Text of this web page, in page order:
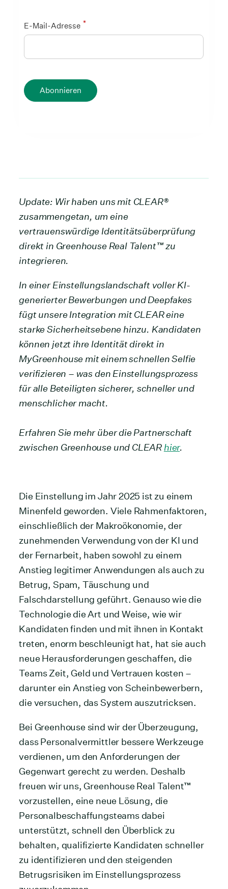
*
E-Mail-Adresse
Abonnieren
Update: Wir haben uns mit CLEAR®
zusammengetan, um eine
vertrauenswürdige Identitätsüberprüfung
direkt in Greenhouse Real Talent™ zu
integrieren.
In einer Einstellungslandschaft voller KI-
generierter Bewerbungen und Deepfakes
fügt unsere Integration mit CLEAR eine
starke Sicherheitsebene hinzu. Kandidaten
können jetzt ihre Identität direkt in
MyGreenhouse mit einem schnellen Selfie
verifizieren – was den Einstellungsprozess
für alle Beteiligten sicherer, schneller und
menschlicher macht.
Erfahren Sie mehr über die Partnerschaft
zwischen Greenhouse und CLEAR hier.
Die Einstellung im Jahr 2025 ist zu einem
Minenfeld geworden. Viele Rahmenfaktoren,
einschließlich der Makroökonomie, der
zunehmenden Verwendung von der KI und
der Fernarbeit, haben sowohl zu einem
Anstieg legitimer Anwendungen als auch zu
Betrug, Spam, Täuschung und
Falschdarstellung geführt. Genauso wie die
Technologie die Art und Weise, wie wir
Kandidaten finden und mit ihnen in Kontakt
treten, enorm beschleunigt hat, hat sie auch
neue Herausforderungen geschaffen, die
Teams Zeit, Geld und Vertrauen kosten –
darunter ein Anstieg von Scheinbewerbern,
die versuchen, das System auszutricksen.
Bei Greenhouse sind wir der Überzeugung,
dass Personalvermittler bessere Werkzeuge
verdienen, um den Anforderungen der
Gegenwart gerecht zu werden. Deshalb
freuen wir uns, Greenhouse Real Talent™
vorzustellen, eine neue Lösung, die
Personalbeschaffungsteams dabei
unterstützt, schnell den Überblick zu
behalten, qualifizierte Kandidaten schneller
zu identifizieren und den steigenden
Betrugsrisiken im Einstellungsprozess